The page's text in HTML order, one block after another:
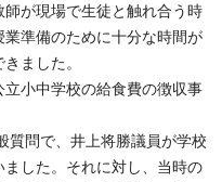
が現場で生徒と触れ合う時
準備のために十分な時間が
ました。
小中学校の給食費の徴収事
質問で、井上将勝議員が学校
した。それに対し、当時の